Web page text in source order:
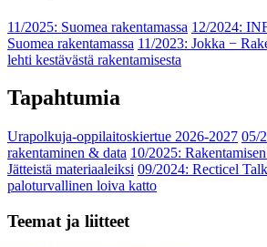
11/2025: Suomea rakentamassa 12/2024:
Suomea rakentamassa 11/2023: Jokka −
lehti kestävästä rakentamisesta
Tapahtumia
Urapolkuja-oppilaitoskiertue 2026-2027 05/
rakentaminen & data 10/2025:
Jätteistä materiaaleiksi 09/2024: Recticel
paloturvallinen loiva katto
Teemat ja liitteet